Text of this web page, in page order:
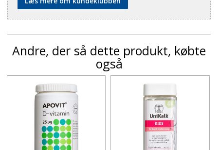
Andre, der så dette produkt, købte
også